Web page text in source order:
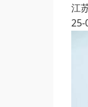
江
25-